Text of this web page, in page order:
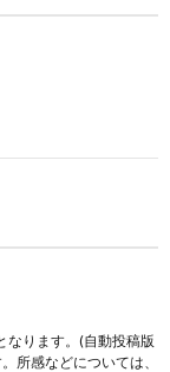
なります。(自動投稿版
所感などについては、